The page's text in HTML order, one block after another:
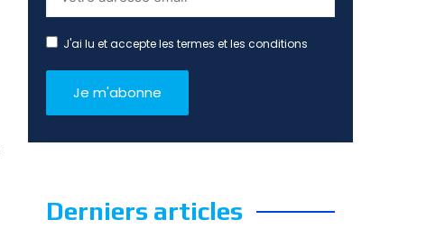
J'ai lu et accepte les termes et les conditions
Derniers articles